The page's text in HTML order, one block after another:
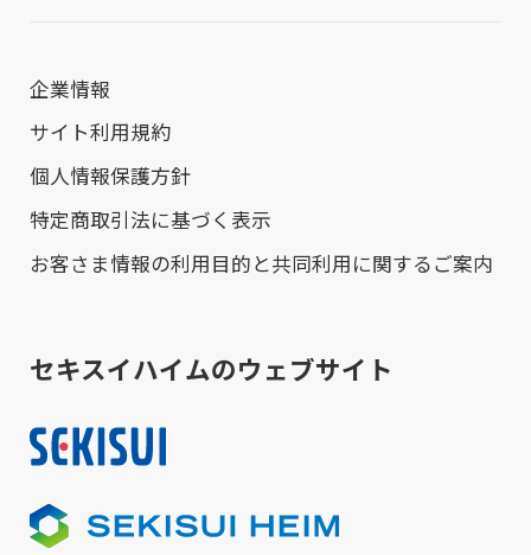
企業情報
サイト利用規約
個人情報保護方針
特定商取引法に基づく表示
お客さま情報の利用目的と共同利用に関するご案内
セキスイハイムのウェブサイト